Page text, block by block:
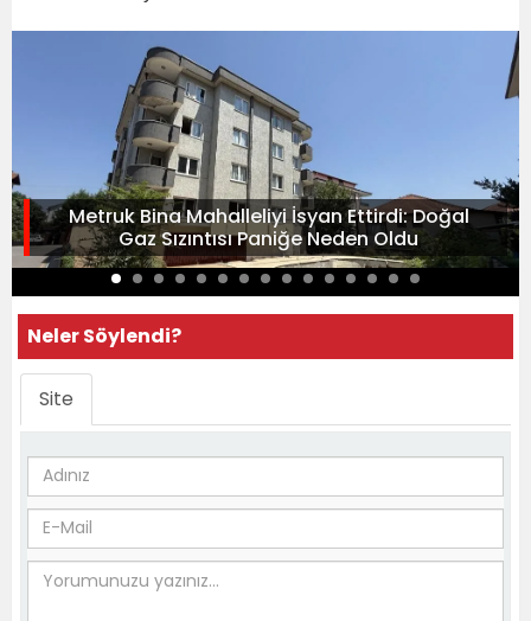
Metruk Bina Mahalleliyi İsyan Ettirdi: Doğal
Gaz Sızıntısı Paniğe Neden Oldu
Neler Söylendi?
Site